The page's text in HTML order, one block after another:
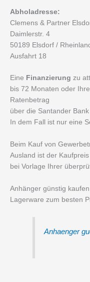
Abholadresse:
Clemens & Partner
Daimlerstr. 4
50189 Elsdorf /
Ausfahrt 18
Eine Finanzierung zu
bis 72 Monaten oder
Ratenbetrag
über die Santander
In dem Fall ist nur eine
Beim Kauf von
Ausland ist der
bei Vorlage Ihrer
Anhänger günstig
Lagerware zum besten
Anhaenger